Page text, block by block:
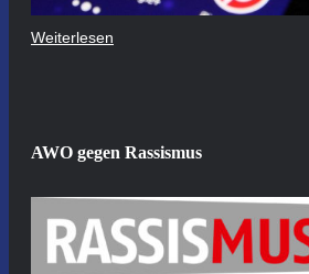
Weiterlesen
AWO gegen Rassismus